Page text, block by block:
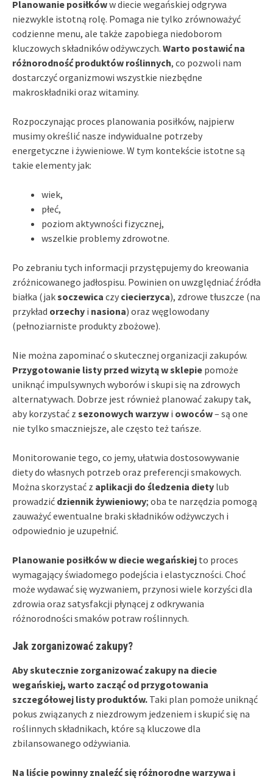
Planowanie posiłkóww diecie wegańskiej odgrywa
niezwykle istotną rolę. Pomaga nie tylko zrównoważyć
codzienne menu, ale także zapobiega niedoborom
kluczowych składników odżywczych. Warto postawić na
różnorodność produktów roślinnych, co pozwoli nam
dostarczyć organizmowi wszystkie niezbędne
makroskładniki oraz witaminy.
Rozpoczynając proces planowania posiłków, najpierw
musimy określić nasze indywidualne potrzeby
energetyczne i żywieniowe. W tym kontekście istotne są
takie elementy jak:
wiek,
płeć,
poziom aktywności fizycznej,
wszelkie problemy zdrowotne.
Po zebraniu tych informacji przystępujemy do kreowania
zróżnicowanego jadłospisu. Powinien on uwzględniać źródła
białka (jaksoczewica czy ciecierzyca), zdrowe tłuszcze (na
przykład orzechy i nasiona) oraz węglowodany
(pełnoziarniste produkty zbożowe).
Nie można zapominać o skutecznej organizacji zakupów.
Przygotowanie listy przed wizytą w sklepie pomoże
uniknąć impulsywnych wyborów i skupi się na zdrowych
alternatywach. Dobrze jest również planować zakupy tak,
aby korzystać z sezonowych warzyw i owoców– są one
nie tylko smaczniejsze, ale często też tańsze.
Monitorowanie tego, co jemy, ułatwia dostosowywanie
diety do własnych potrzeb oraz preferencji smakowych.
Można skorzystać z aplikacji do śledzenia diety lub
prowadzić dziennik żywieniowy; oba te narzędzia pomogą
zauważyć ewentualne braki składników odżywczych i
odpowiednio je uzupełnić.
Planowanie posiłków w diecie wegańskiej to proces
wymagający świadomego podejścia i elastyczności. Choć
może wydawać się wyzwaniem, przynosi wiele korzyści dla
zdrowia oraz satysfakcji płynącej z odkrywania
różnorodności smaków potraw roślinnych.
Jak zorganizować zakupy?
Aby skutecznie zorganizować zakupy na diecie
wegańskiej, warto zacząć od przygotowania
szczegółowej listy produktów. Taki plan pomoże uniknąć
pokus związanych z niezdrowym jedzeniem i skupić się na
roślinnych składnikach, które są kluczowe dla
zbilansowanego odżywiania.
Na liście powinny znaleźć się różnorodne warzywa i